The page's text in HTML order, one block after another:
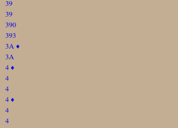
39
39
390
393
3A ♦
3A
4♦
4
4
4♦
4
4